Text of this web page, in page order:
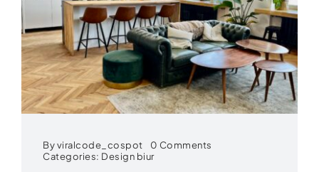
Byviralcode_cospot 0 Comments
Categories: Design biur